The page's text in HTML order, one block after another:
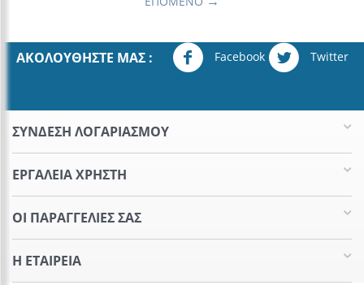
ΑΚΟΛΟΥΘΉΣΤΕ ΜΑΣ : Facebook Twitter
ΣΥΝΔΕΣΗ ΛΟΓΑΡΙΑΣΜΟΥ​
ΕΡΓΑΛΕΊΑ ΧΡΉΣΤΗ
ΟΙ ΠΑΡΑΓΓΕΛΊΕΣ​ ΣΑΣ
Η ΕΤΑΙΡΕΊΑ​